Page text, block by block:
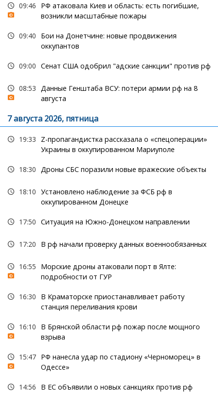
09:46
РФ атаковала Киев и область: есть погибшие,
возникли масштабные пожары
09:40
Бои на Донетчине: новые продвижения
оккупантов
09:00 Сенат США одобрил "адские санкции" против рф
08:53 Данные Генштаба ВСУ: потери армии рф на 8
августа
7 августа 2026, пятница
19:33
Z-пропагандистка рассказала о «спецоперации»
Украины в оккупированном Мариуполе
18:30 Дроны СБС поразили новые вражеские объекты
18:10 Установлено наблюдение за ФСБ рф в
оккупированном Донецке
17:50 Ситуация на Южно-Донецком направлении
17:20 В рф начали проверку данных военнообязанных
16:55
Морские дроны атаковали порт в Ялте:
подробности от ГУР
16:30
В Краматорске приостанавливает работу
станция переливания крови
16:10
В Брянской области рф пожар после мощного
взрыва
15:47 РФ нанесла удар по стадиону «Черноморец» в
Одессе»
14:56 В ЕС объявили о новых санкциях против рф